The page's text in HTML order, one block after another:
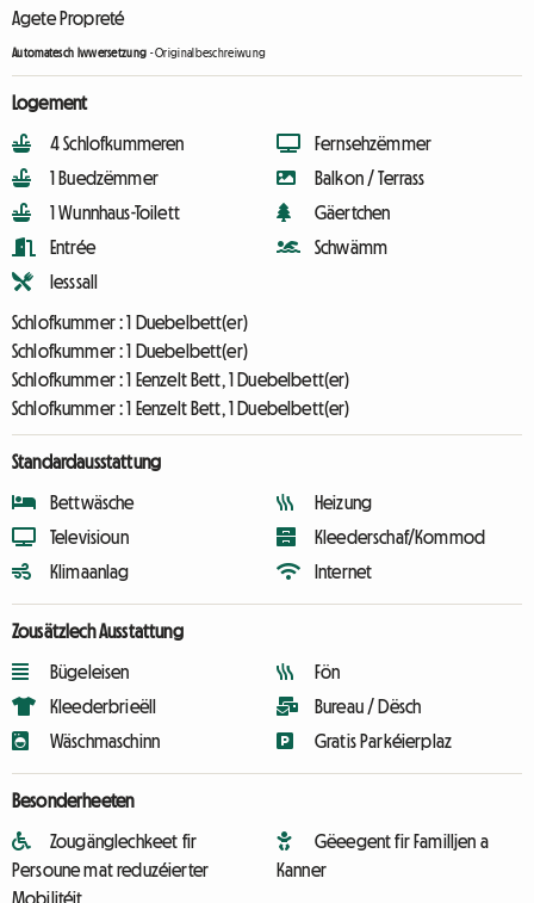
Agete Propreté
Automatesch Iwwersetzung -Originalbeschreiwung
Logement
4 Schlofkummeren
1 Buedzëmmer
1 Wunnhaus-Toilett
Entrée
Iesssall
Fernsehzëmmer
Balkon / Terrass
Gäertchen
Schwämm
Schlofkummer :1 Duebelbett(er)
Schlofkummer :1 Duebelbett(er)
Schlofkummer :1 Eenzelt Bett, 1 Duebelbett(er)
Schlofkummer :1 Eenzelt Bett, 1 Duebelbett(er)
Standardausstattung
Bettwäsche
Televisioun
Klimaanlag
Heizung
Kleederschaf/Kommod
Internet
Zousätzlech Ausstattung
Bügeleisen
Kleederbrieëll
Wäschmaschinn
Fön
Bureau / Dësch
Gratis Parkéierplaz
Besonderheeten
Zougänglechkeet fir
Persoune mat reduzéierter
Mobilitéit
Gëeegent fir Familljen a
Kanner